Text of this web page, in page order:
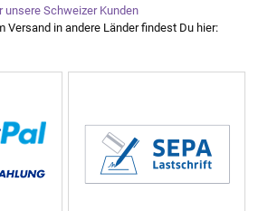
Schweizer Kunden
Versand in andere Länder findest Du hier: